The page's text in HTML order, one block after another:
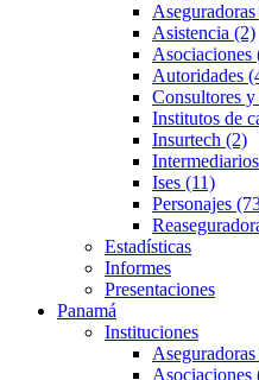
Asistencia (2)
Asociaciones
Autoridades
Consultores
Institutos de
Insurtech (2)
Ises (11)
Personajes
Estadísticas
Informes
Presentaciones
Panamá
Instituciones
Asociaciones